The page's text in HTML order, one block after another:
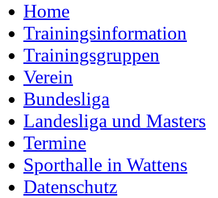
Home
Trainingsinformation
Trainingsgruppen
Verein
Bundesliga
Landesliga und Masters
Termine
Sporthalle in Wattens
Datenschutz